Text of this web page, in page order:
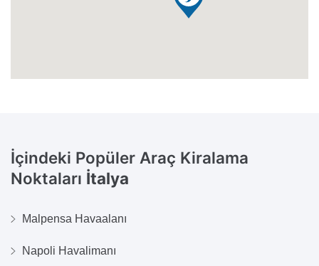
İçindeki Popüler Araç Kiralama
Noktaları İtalya
Malpensa Havaalanı
Napoli Havalimanı